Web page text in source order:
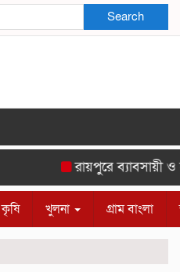
Search
রায়পুরে ব্যাবসায়ী ও
কৃষি খুলনা গ্রাম বাংলা